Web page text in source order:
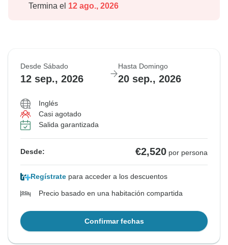
Termina el 12 ago., 2026
Desde Sábado
12 sep., 2026
Hasta Domingo
20 sep., 2026
Inglés
Casi agotado
Salida garantizada
Desde: €2,520 por persona
Regístrate para acceder a los descuentos
Precio basado en una habitación compartida
Confirmar fechas